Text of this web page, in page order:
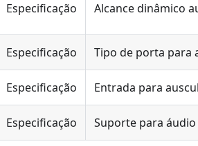
Especificação Alcance dinâmico
Especificação Tipo de porta para
Especificação Entrada para
Especificação Suporte para